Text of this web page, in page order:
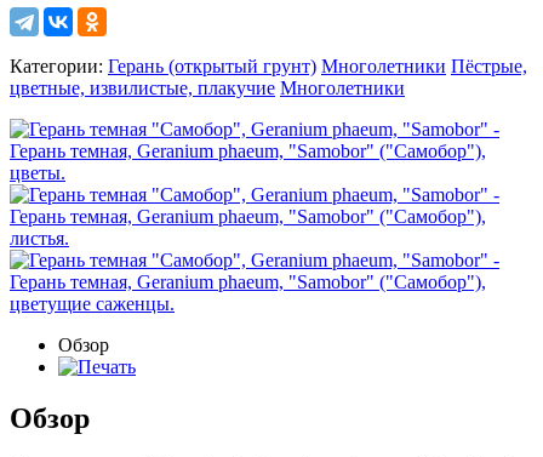
Категории: Герань (открытый грунт) Многолетники Пёстрые,
цветные, извилистые, плакучие Многолетники
Обзор
Обзор